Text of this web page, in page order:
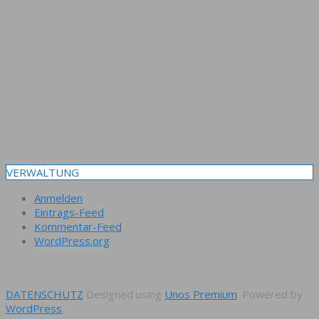
VERWALTUNG
Anmelden
Eintrags-Feed
Kommentar-Feed
WordPress.org
DATENSCHUTZ Designed using Unos Premium. Powered by
WordPress.